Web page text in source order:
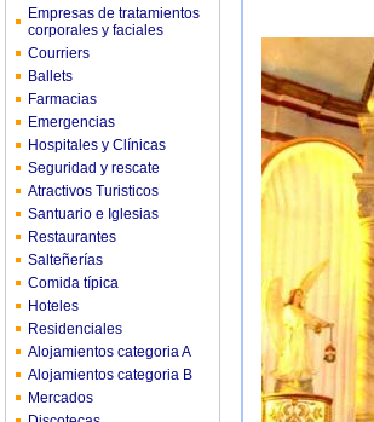
Empresas de tratamientos
corporales y faciales
Courriers
Ballets
Farmacias
Emergencias
Hospitales y Clínicas
Seguridad y rescate
Atractivos Turisticos
Santuario e Iglesias
Restaurantes
Salteñerías
Comida típica
Hoteles
Residenciales
Alojamientos categoria A
Alojamientos categoria B
Mercados